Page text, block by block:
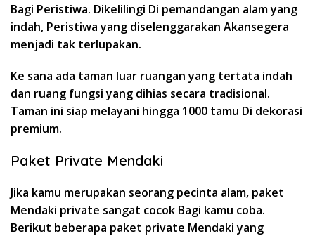
Bagi Peristiwa. Dikelilingi Di pemandangan alam yang
indah, Peristiwa yang diselenggarakan Akansegera
menjadi tak terlupakan.
Ke sana ada taman luar ruangan yang tertata indah
dan ruang fungsi yang dihias secara tradisional.
Taman ini siap melayani hingga 1000 tamu Di dekorasi
premium.
Paket Private Mendaki
Jika kamu merupakan seorang pecinta alam, paket
Mendaki private sangat cocok Bagi kamu coba.
Berikut beberapa paket private Mendaki yang